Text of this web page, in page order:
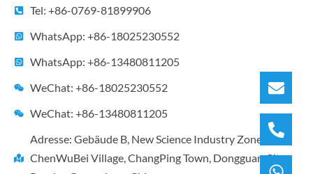
Tel: +86-0769-81899906
WhatsApp: +86-18025230552
WhatsApp: +86-13480811205
WeChat: +86-18025230552
WeChat: +86-13480811205
Adresse: Gebäude B, New Science Industry Zone,
ChenWuBei Village, ChangPing Town, Dongguan City,